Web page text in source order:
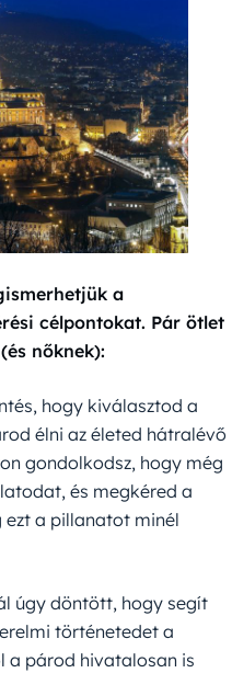
a
célpontokat. Pár ötlet
nőknek):
hogy kiválasztod a
élni az életed hátralévő
gondolkodsz, hogy még
és megkéred a
a pillanatot minél
úgy döntött, hogy segít
történetedet a
a párod hivatalosan is